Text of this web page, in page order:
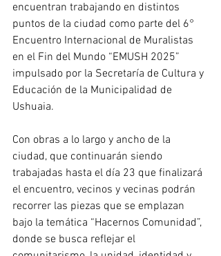
encuentran trabajando en distintos
puntos de la ciudad como parte del 6°
Encuentro Internacional de Muralistas
en el Fin del Mundo “EMUSH 2025”
impulsado por la Secretaría de Cultura y
Educación de la Municipalidad de
Ushuaia.
Con obras a lo largo y ancho de la
ciudad, que continuarán siendo
trabajadas hasta el día 23 que finalizará
el encuentro, vecinos y vecinas podrán
recorrer las piezas que se emplazan
bajo la temática “Hacernos Comunidad”,
donde se busca reflejar el